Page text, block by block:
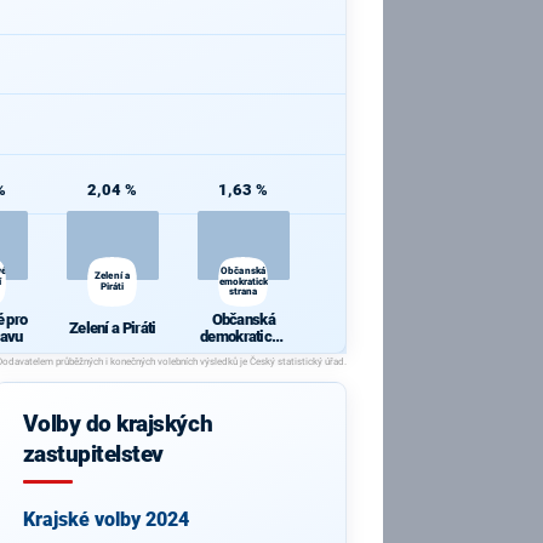
pro
2,04 %
Zelení a
Piráti
Zelení a Piráti
1,63 %
Občanská
demokratická
strana
Občanská
demokratická
strana
Volby do krajských
zastupitelstev
Krajské volby 2024